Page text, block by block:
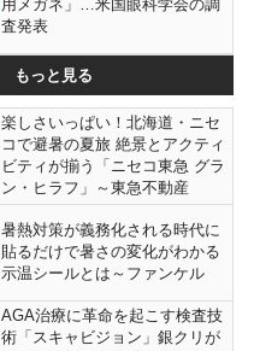
用メガネ」…米国眼科学会の調
査発表
もっと見る
楽しさいっぱい！北海道・ニセ
コで避暑の夏旅 絶景とアクティ
ビティが揃う「ニセコ東急 グラ
ン・ヒラフ」～東急不動産
暑熱対策が義務化される時代に
貼るだけで暑さの変化がわかる
示温シールとは～ファンケル
AGA治療に革命を起こす検査技
術「スキャビジョン」銀クリが